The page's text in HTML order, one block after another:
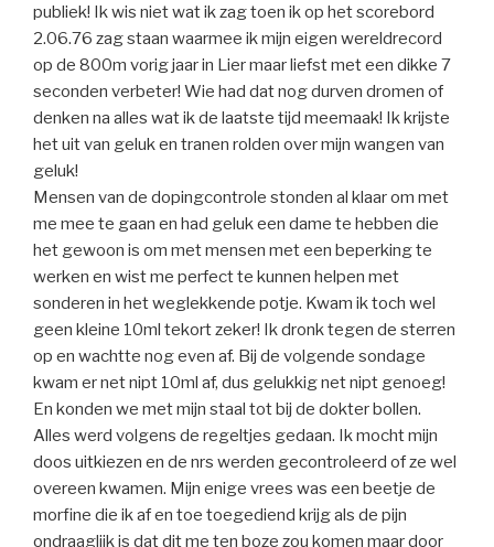
publiek! Ik wis niet wat ik zag toen ik op het scorebord
2.06.76 zag staan waarmee ik mijn eigen wereldrecord
op de 800m vorig jaar in Lier maar liefst met een dikke 7
seconden verbeter! Wie had dat nog durven dromen of
denken na alles wat ik de laatste tijd meemaak! Ik krijste
het uit van geluk en tranen rolden over mijn wangen van
geluk!
Mensen van de dopingcontrole stonden al klaar om met
me mee te gaan en had geluk een dame te hebben die
het gewoon is om met mensen met een beperking te
werken en wist me perfect te kunnen helpen met
sonderen in het weglekkende potje. Kwam ik toch wel
geen kleine 10ml tekort zeker! Ik dronk tegen de sterren
op en wachtte nog even af. Bij de volgende sondage
kwam er net nipt 10ml af, dus gelukkig net nipt genoeg!
En konden we met mijn staal tot bij de dokter bollen.
Alles werd volgens de regeltjes gedaan. Ik mocht mijn
doos uitkiezen en de nrs werden gecontroleerd of ze wel
overeen kwamen. Mijn enige vrees was een beetje de
morfine die ik af en toe toegediend krijg als de pijn
ondraaglijk is dat dit me ten boze zou komen maar door